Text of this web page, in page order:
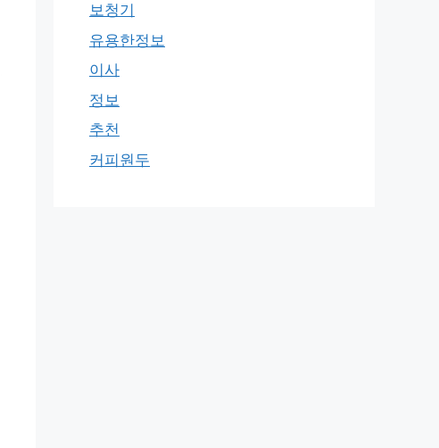
보청기
유용한정보
이사
정보
추천
커피원두